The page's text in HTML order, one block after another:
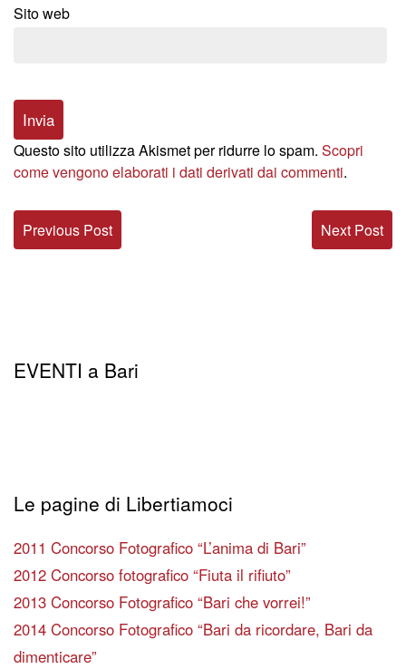
Sito web
Questo sito utilizza Akismet per ridurre lo spam. Scopri
come vengono elaborati i dati derivati dai commenti.
Next Post
Previous Post
EVENTI a Bari
Le pagine di Libertiamoci
2011 Concorso Fotografico “L’anima di Bari”
2012 Concorso fotografico “Fiuta il rifiuto”
2013 Concorso Fotografico “Bari che vorrei!”
2014 Concorso Fotografico “Bari da ricordare, Bari da
dimenticare”